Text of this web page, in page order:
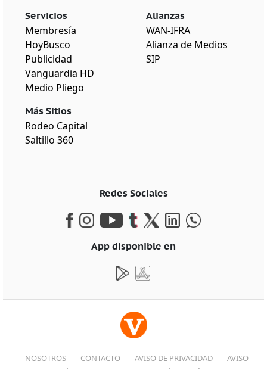
Servicios
Membresía
HoyBusco
Publicidad
Vanguardia HD
Medio Pliego
Más Sitios
Rodeo Capital
Saltillo 360
Alianzas
WAN-IFRA
Alianza de Medios
SIP
Redes Sociales
App disponible en
NOSOTROS CONTACTO AVISO DE PRIVACIDAD
AVISO